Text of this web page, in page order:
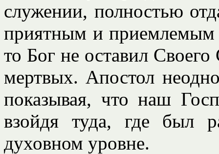
служении, полностью
приятным и приемлемым
то Бог не оставил
мертвых. Апостол
показывая, что наш
взойдя туда, где был
духовном уровне.